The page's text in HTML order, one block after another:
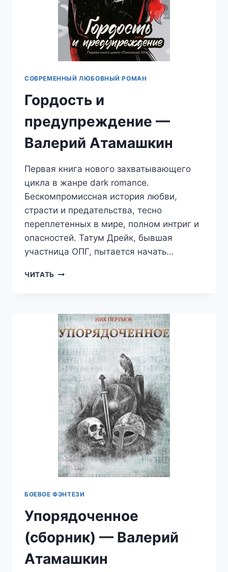
СОВРЕМЕННЫЙ ЛЮБОВНЫЙ РОМАН
Гордость и
предупреждение —
Валерий Атамашкин
Первая книга нового захватывающего
цикла в жанре dark romance.
Бескомпромиссная история любви,
страсти и предательства, тесно
переплетенных в мире, полном интриг и
опасностей. Татум Дрейк, бывшая
участница ОПГ, пытается начать…
ЧИТАТЬ ГОРДОСТЬ
ВАЛЕРИЙ
АТАМАШКИН
БОЕВОЕ ФЭНТЕЗИ
Упорядоченное
(сборник) — Валерий
Атамашкин